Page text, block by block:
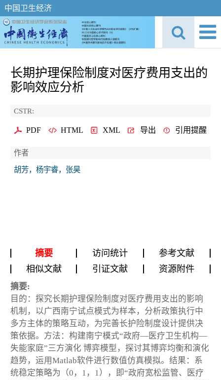
中国卫生经济
长期护理保险制度对医疗费用支出的
影响效应分析
CSTR:
PDF HTML XML 导出 引用提醒
作者
胡芳，杨宇睿，张昊
摘要 访问统计
参考文献
相似文献
引证文献 资源附件
摘要:
目的：探究长期护理保险制度对医疗费用支出的影响
机制，以广西南宁试点模式为样本，分析政策执行中
多方主体的策略互动，为完善长护险制度设计提供决
策依据。方法：构建南宁模式“政府—医疗卫生机构—
失能家庭”三方演化 博弈模型，探讨其博弈均衡和演化
趋势，运用Matlab软件进行数值仿真模拟。结果：系
统稳定策略为（0，1，1），即“政府宽松监管、医疗